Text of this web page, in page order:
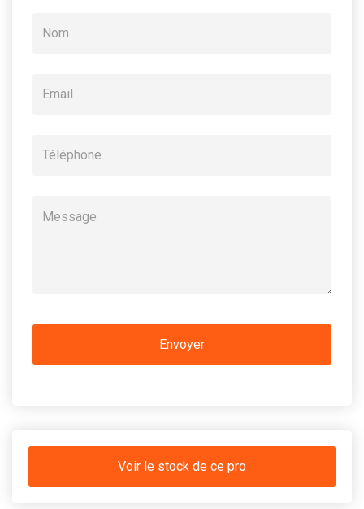
Voir le stock de ce pro